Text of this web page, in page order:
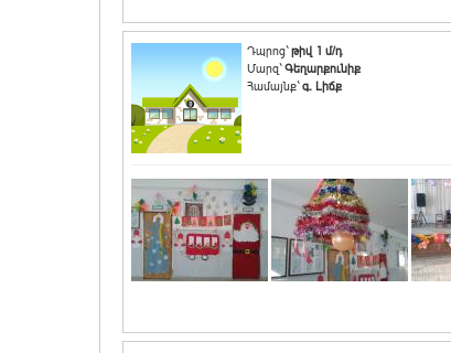
Դպրոց`թիվ 1 մ/դ
Մարզ`Գեղարքունիք
Համայնք`գ. Լիճք